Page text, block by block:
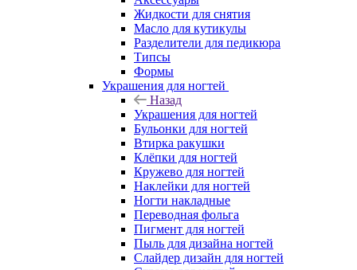
Жидкости для снятия
Масло для кутикулы
Разделители для педикюра
Типсы
Формы
Украшения для ногтей
Назад
Украшения для ногтей
Бульонки для ногтей
Втирка ракушки
Клёпки для ногтей
Кружево для ногтей
Наклейки для ногтей
Ногти накладные
Переводная фольга
Пигмент для ногтей
Пыль для дизайна ногтей
Слайдер дизайн для ногтей